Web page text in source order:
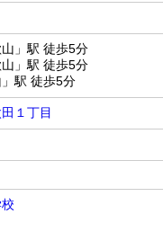
」駅 徒歩5分
」駅 徒歩5分
駅 徒歩5分
１丁目